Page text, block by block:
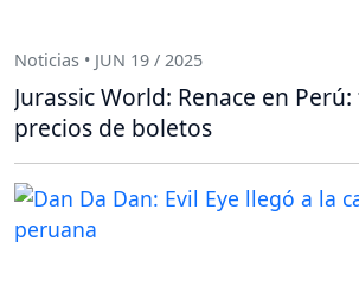
Noticias • JUN 19 / 2025
Jurassic World: Renace en
precios de boletos